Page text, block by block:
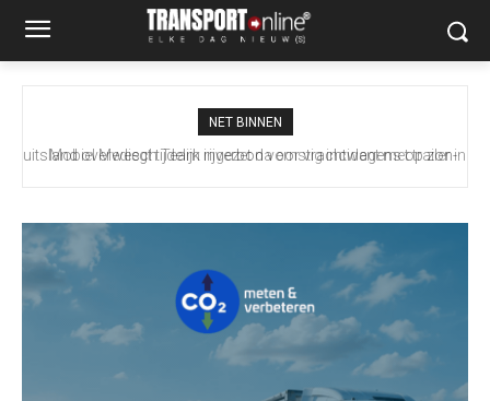
NET BINNEN
Mobiel Medisch Team ingezet na ernstig incident met trailer in